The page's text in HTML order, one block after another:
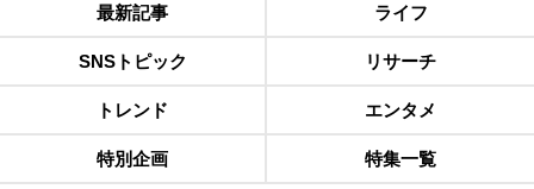
最新記事 ライフ
SNSトピック リサーチ
トレンド エンタメ
特別企画 特集一覧